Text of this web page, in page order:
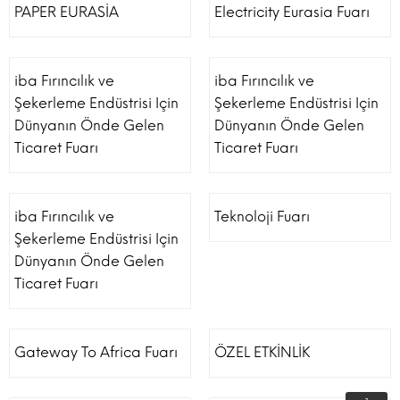
PAPER EURASİA Electricity Eurasia Fuarı
iba Fırıncılık ve
Şekerleme Endüstrisi Için
Dünyanın Önde Gelen
Ticaret Fuarı
iba Fırıncılık ve
Şekerleme Endüstrisi Için
Dünyanın Önde Gelen
Ticaret Fuarı
iba Fırıncılık ve
Şekerleme Endüstrisi Için
Dünyanın Önde Gelen
Ticaret Fuarı
Teknoloji Fuarı
Gateway To Africa Fuarı ÖZEL ETKİNLİK